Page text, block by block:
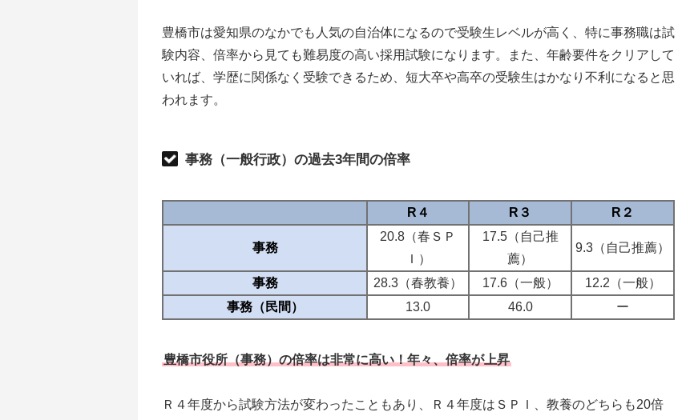
豊橋市は愛知県のなかでも人気の自治体になるので受験生レベルが高く、特に事務職は試
験内容、倍率から見ても難易度の高い採用試験になります。また、年齢要件をクリアして
いれば、学歴に関係なく受験できるため、短大卒や高卒の受験生はかなり不利になると思
われます。
事務（一般行政）の過去3年間の倍率
R４ R３ R２
事務
20.8（春ＳＰ
Ｉ）
17.5（自己推
薦）
9.3（自己推薦）
事務 28.3（春教養） 17.6（一般）
12.2（一般）
事務（民間）
13.0 46.0 ー
豊橋市役所（事務）の倍率は非常に高い！年々、倍率が上昇
Ｒ４年度から試験方法が変わったこともあり、Ｒ４年度はＳＰＩ、教養のどちらも20倍